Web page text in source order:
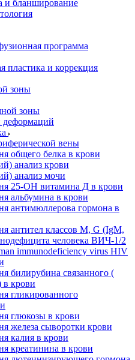
и бланширование
программа
пластика и коррекция
зоны
зоны
деформаций
вены
общего белка в крови
анализ крови
анализ мочи
25-OH витамина Д в крови
альбумина в крови
антимюллерова гормона в
антител классов M, G (IgM,
человека ВИЧ-1/2
immunodeficiency virus HIV
билирубина связанного (
в крови
гликированного
глюкозы в крови
железа сыворотки крови
калия в крови
креатинина в крови